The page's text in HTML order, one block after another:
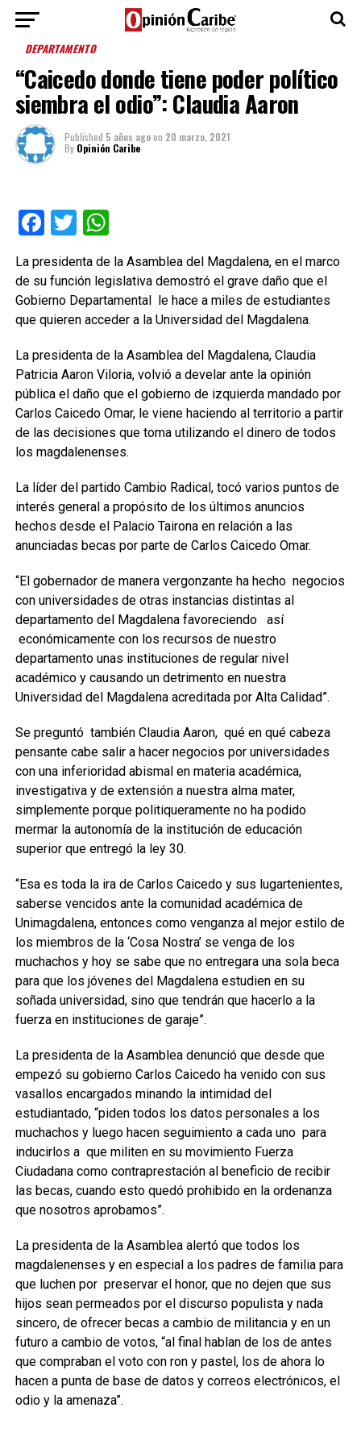
DEPARTAMENTO
“Caicedo donde tiene poder político
siembra el odio”: Claudia Aaron
Published 5 años agoon 20 marzo, 2021
By Opinión Caribe
Facebook
TwitterWhatsApp
La presidenta de la Asamblea del Magdalena, en el marco
de su función legislativa demostró el grave daño que el
Gobierno Departamental le hace a miles de estudiantes
que quieren acceder a la Universidad del Magdalena.
La presidenta de la Asamblea del Magdalena, Claudia
Patricia Aaron Viloria, volvió a develar ante la opinión
pública el daño que el gobierno de izquierda mandado por
Carlos Caicedo Omar, le viene haciendo al territorio a partir
de las decisiones que toma utilizando el dinero de todos
los magdalenenses.
La líder del partido Cambio Radical, tocó varios puntos de
interés general a propósito de los últimos anuncios
hechos desde el Palacio Tairona en relación a las
anunciadas becas por parte de Carlos Caicedo Omar.
“El gobernador de manera vergonzante ha hecho negocios
con universidades de otras instancias distintas al
departamento del Magdalena favoreciendo así
económicamente con los recursos de nuestro
departamento unas instituciones de regular nivel
académico y causando un detrimento en nuestra
Universidad del Magdalena acreditada por Alta Calidad”.
Se preguntó también Claudia Aaron, qué en qué cabeza
pensante cabe salir a hacer negocios por universidades
con una inferioridad abismal en materia académica,
investigativa y de extensión a nuestra alma mater,
simplemente porque politiqueramente no ha podido
mermar la autonomía de la institución de educación
superior que entregó la ley 30.
“Esa es toda la ira de Carlos Caicedo y sus lugartenientes,
saberse vencidos ante la comunidad académica de
Unimagdalena, entonces como venganza al mejor estilo de
los miembros de la ‘Cosa Nostra’ se venga de los
muchachos y hoy se sabe que no entregara una sola beca
para que los jóvenes del Magdalena estudien en su
soñada universidad, sino que tendrán que hacerlo a la
fuerza en instituciones de garaje”.
La presidenta de la Asamblea denunció que desde que
empezó su gobierno Carlos Caicedo ha venido con sus
vasallos encargados minando la intimidad del
estudiantado, “piden todos los datos personales a los
muchachos y luego hacen seguimiento a cada uno para
inducirlos a que militen en su movimiento Fuerza
Ciudadana como contraprestación al beneficio de recibir
las becas, cuando esto quedó prohibido en la ordenanza
que nosotros aprobamos”.
La presidenta de la Asamblea alertó que todos los
magdalenenses y en especial a los padres de familia para
que luchen por preservar el honor, que no dejen que sus
hijos sean permeados por el discurso populista y nada
sincero, de ofrecer becas a cambio de militancia y en un
futuro a cambio de votos, “al final hablan de los de antes
que compraban el voto con ron y pastel, los de ahora lo
hacen a punta de base de datos y correos electrónicos, el
odio y la amenaza”.